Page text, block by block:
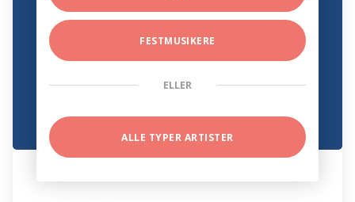
FESTMUSIKERE
ELLER
ALLE TYPER ARTISTER